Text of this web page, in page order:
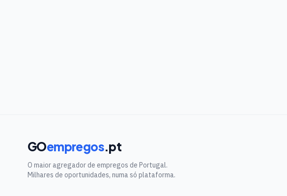
GOempregos.pt
O maior agregador de empregos de Portugal.
Milhares de oportunidades, numa só plataforma.